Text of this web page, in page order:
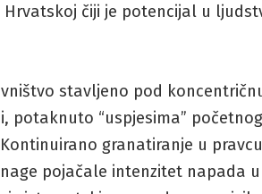
čiji je potencijal u
stavljeno pod
potaknuto “uspjesima”
granatiranje u
pojačale intenzitet napada